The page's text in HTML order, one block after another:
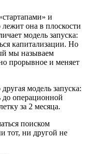
и
она в плоскости
модель запуска:
капитализации. Но
мы называем
прорывное и меняет
модель запуска:
до операционной
за 2 месяца.
поиском
тот, ни другой не